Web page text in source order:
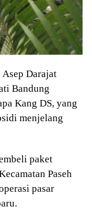
Asep Darajat
Bandung
Kang DS, yang
menjelang
paket
Paseh
pasar